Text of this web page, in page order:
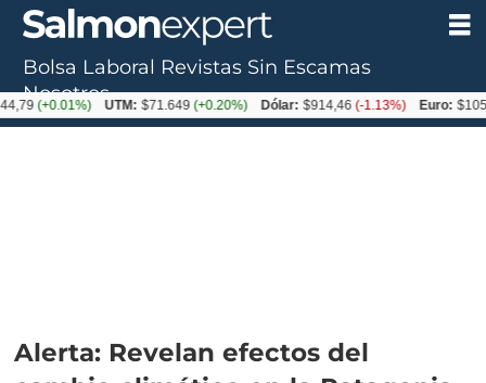
Alerta: Revelan efectos del
Bolsa Laboral Revistas Sin Escamas
Nosotros
UTM: $71.649(+0.20%) Dólar: $914,46(-1.13%) Euro: $1054,01(-